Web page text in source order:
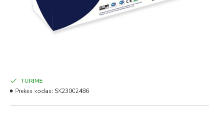
TURIME
Prekės kodas: SK23002486